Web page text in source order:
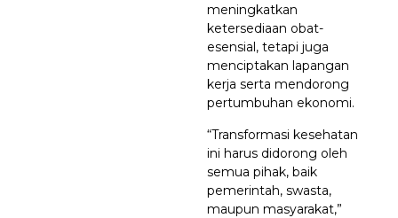
meningkatkan
ketersediaan obat-
esensial, tetapi juga
menciptakan lapangan
kerja serta mendorong
pertumbuhan ekonomi.
“Transformasi kesehatan
ini harus didorong oleh
semua pihak, baik
pemerintah, swasta,
maupun masyarakat,”